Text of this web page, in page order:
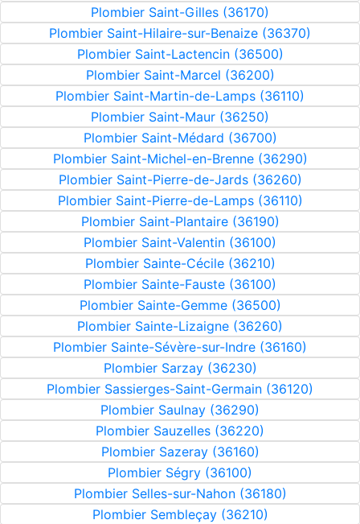
Plombier Saint-Gilles (36170)
Plombier Saint-Hilaire-sur-Benaize (36370)
Plombier Saint-Lactencin (36500)
Plombier Saint-Marcel (36200)
Plombier Saint-Martin-de-Lamps (36110)
Plombier Saint-Maur (36250)
Plombier Saint-Médard (36700)
Plombier Saint-Michel-en-Brenne (36290)
Plombier Saint-Pierre-de-Jards (36260)
Plombier Saint-Pierre-de-Lamps (36110)
Plombier Saint-Plantaire (36190)
Plombier Saint-Valentin (36100)
Plombier Sainte-Cécile (36210)
Plombier Sainte-Fauste (36100)
Plombier Sainte-Gemme (36500)
Plombier Sainte-Lizaigne (36260)
Plombier Sainte-Sévère-sur-Indre (36160)
Plombier Sarzay (36230)
Plombier Sassierges-Saint-Germain (36120)
Plombier Saulnay (36290)
Plombier Sauzelles (36220)
Plombier Sazeray (36160)
Plombier Ségry (36100)
Plombier Selles-sur-Nahon (36180)
Plombier Sembleçay (36210)